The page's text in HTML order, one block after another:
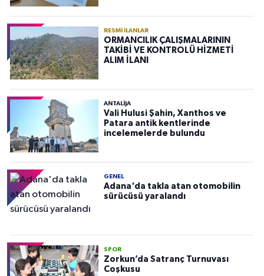
RESMI İLANLAR
ORMANCILIK ÇALIŞMALARININ
TAKİBİ VE KONTROLÜ HİZMETİ
ALIM İLANI
ANTALIJA
Vali Hulusi Şahin, Xanthos ve
Patara antik kentlerinde
incelemelerde bulundu
GENEL
Adana'da takla atan otomobilin
sürücüsü yaralandı
SPOR
Zorkun’da Satranç Turnuvası
Coşkusu